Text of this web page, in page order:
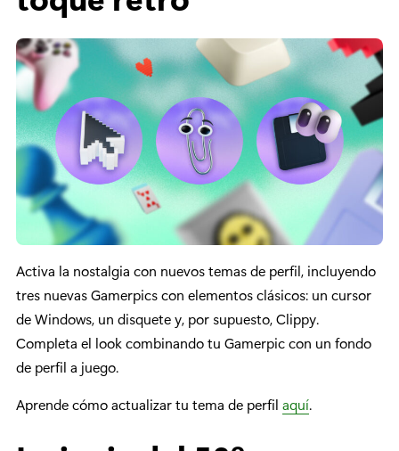
Activa la nostalgia con nuevos temas de perfil, incluyendo
tres nuevas Gamerpics con elementos clásicos: un cursor
de Windows, un disquete y, por supuesto, Clippy.
Completa el look combinando tu Gamerpic con un fondo
de perfil a juego.
Aprende cómo actualizar tu tema de perfil aquí.